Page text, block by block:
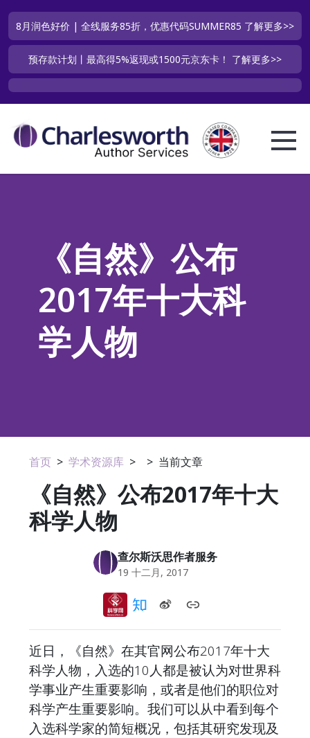
8月润色好价 | 全线服务85折，优惠代码SUMMER85 了解更多>>
预存款计划丨最高得5%返现或1500元京东卡！ 了解更多>>
《自然》公布
2017年十大科
学人物
首页 > 学术资源库 > > 当前文章
《自然》公布2017年十大
科学人物
查尔斯沃思作者服务
19 十二月, 2017
近日，《自然》在其官网公布2017年十大
科学人物，入选的10人都是被认为对世界科
学事业产生重要影响，或者是他们的职位对
科学产生重要影响。我们可以从中看到每个
入选科学家的简短概况，包括其研究发现及